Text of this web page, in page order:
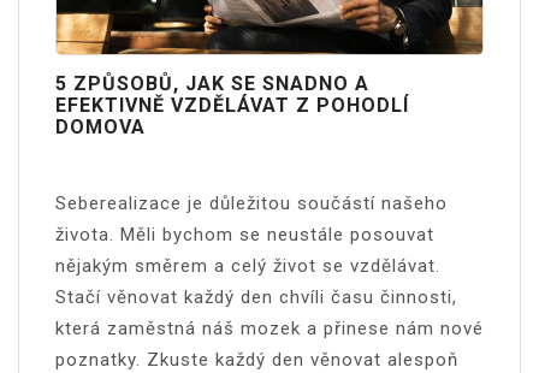
5 ZPŮSOBŮ, JAK SE SNADNO A
EFEKTIVNĚ VZDĚLÁVAT Z POHODLÍ
DOMOVA
Seberealizace je důležitou součástí našeho
života. Měli bychom se neustále posouvat
nějakým směrem a celý život se vzdělávat.
Stačí věnovat každý den chvíli času činnosti,
která zaměstná náš mozek a přinese nám nové
poznatky. Zkuste každý den věnovat alespoň